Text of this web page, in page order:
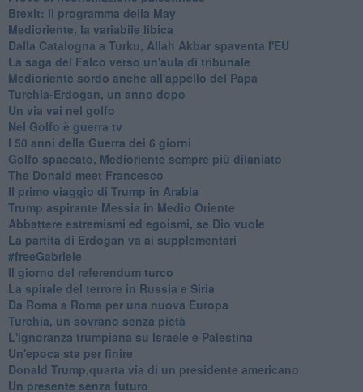
Brexit: il programma della May
Medioriente, la variabile libica
Dalla Catalogna a Turku, Allah Akbar spaventa l'EU
La saga del Falco verso un'aula di tribunale
Medioriente sordo anche all'appello del Papa
Turchia-Erdogan, un anno dopo
Un via vai nel golfo
Nel Golfo è guerra tv
I 50 anni della Guerra dei 6 giorni
Golfo spaccato, Medioriente sempre più dilaniato
The Donald meet Francesco
Il primo viaggio di Trump in Arabia
Trump aspirante Messia in Medio Oriente
Abbattere estremismi ed egoismi, se Dio vuole
La partita di Erdogan va ai supplementari
#freeGabriele
Il giorno del referendum turco
La spirale del terrore in Russia e Siria
Da Roma a Roma per una nuova Europa
Turchia, un sovrano senza pietà
L'ignoranza trumpiana su Israele e Palestina
Un'epoca sta per finire
Donald Trump,quarta via di un presidente americano
Un presente senza futuro